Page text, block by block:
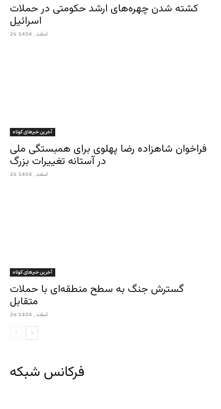
کشته شدن چهره‌های ارشد حکومتی در حملات
اسرائیل
26 اسفند , 1404
آخرین خبرهای کوتاه
فراخوان شاهزاده رضا پهلوی برای همبستگی ملی
در آستانه تغییرات بزرگ
26 اسفند , 1404
آخرین خبرهای کوتاه
گسترش جنگ به سطح منطقه‌ای با حملات
متقابل
26 اسفند , 1404
فرکانس شبکه